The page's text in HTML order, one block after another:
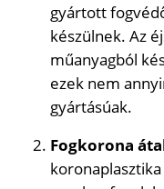
gyártott
készülnek. Az
műanyagból
ezek nem
gyártásúak.
Fogkorona